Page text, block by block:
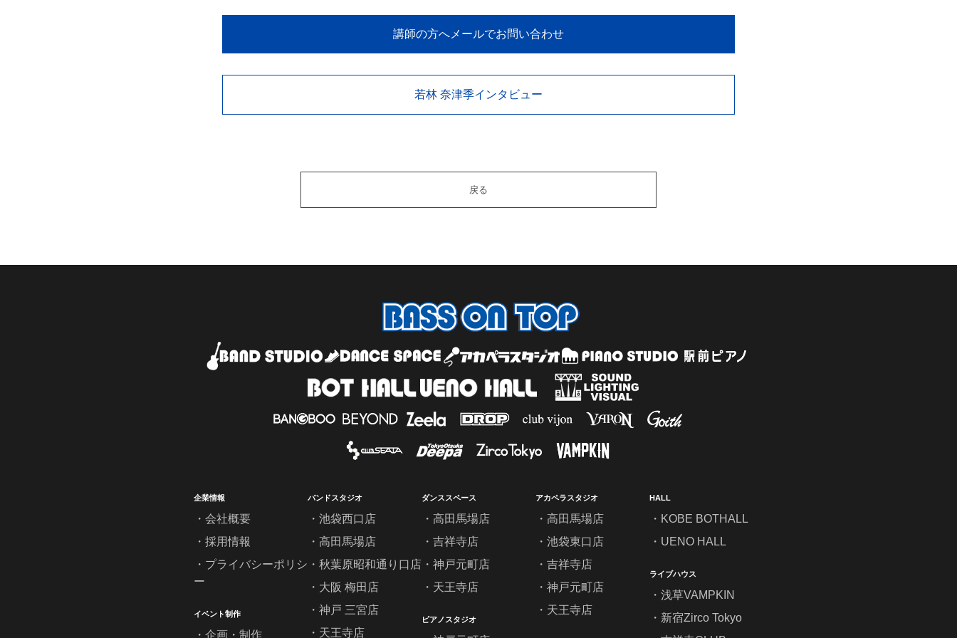
講師の方へメールでお問い合わせ
若林 奈津季インタビュー
戻る
企業情報
会社概要
採用情報
プライバシーポリシ
ー
イベント制作
企画・制作
バンドスタジオ
池袋西口店
高田馬場店
秋葉原昭和通り口店
大阪 梅田店
神戸 三宮店
天王寺店
ダンススペース
高田馬場店
吉祥寺店
神戸元町店
天王寺店
ピアノスタジオ
アカペラスタジオ
高田馬場店
池袋東口店
吉祥寺店
神戸元町店
天王寺店
HALL
KOBE BOTHALL
UENO HALL
ライブハウス
浅草VAMPKIN
新宿Zirco Tokyo